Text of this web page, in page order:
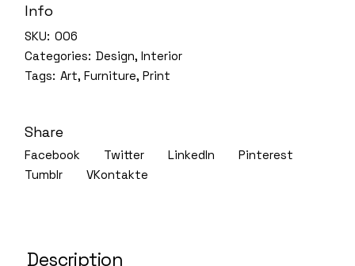
Info
SKU: 006
Categories: Design,Interior
Tags: Art,Furniture,Print
Share
Facebook Twitter LinkedIn
Pinterest
Tumblr
VKontakte
Description